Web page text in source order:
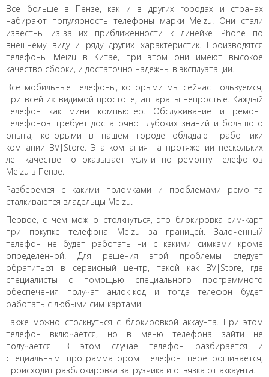
Все больше в Пензе, как и в других городах и странах
набирают популярность телефоны марки Meizu. Они стали
известны из-за их приближенности к линейке iPhone по
внешнему виду и ряду других характеристик. Производятся
телефоны Meizu в Китае, при этом они имеют высокое
качество сборки, и достаточно надежны в эксплуатации.
Все мобильные телефоны, которыми мы сейчас пользуемся,
при всей их видимой простоте, аппараты непростые. Каждый
телефон как мини компьютер. Обслуживание и ремонт
телефонов требует достаточно глубоких знаний и большого
опыта, которыми в нашем городе обладают работники
компании BV|Store. Эта компания на протяжении нескольких
лет качественно оказывает услуги по ремонту телефонов
Meizu в Пензе.
Разберемся с какими поломками и проблемами ремонта
сталкиваются владельцы Meizu.
Первое, с чем можно столкнуться, это блокировка сим-карт
при покупке телефона Meizu за границей. Залоченный
телефон не будет работать ни с какими симками кроме
определенной. Для решения этой проблемы следует
обратиться в сервисный центр, такой как BV|Store, где
специалисты с помощью специального программного
обеспечения получат анлок-код и тогда телефон будет
работать с любыми сим-картами.
Также можно столкнуться с блокировкой аккаунта. При этом
телефон включается, но в меню телефона зайти не
получается. В этом случае телефон разбирается и
специальным программатором телефон перепрошивается,
происходит разблокировка загрузчика и отвязка от аккаунта.